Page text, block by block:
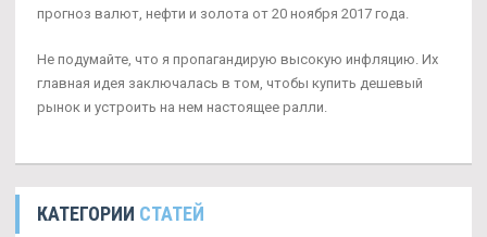
прогноз валют, нефти и золота от 20 ноября 2017 года.
Не подумайте, что я пропагандирую высокую инфляцию. Их
главная идея заключалась в том, чтобы купить дешевый
рынок и устроить на нем настоящее ралли.
КАТЕГОРИИ СТАТЕЙ